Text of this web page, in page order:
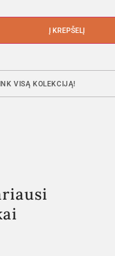
Į KREPŠELĮ
VISĄ KOLEKCIJĄ!